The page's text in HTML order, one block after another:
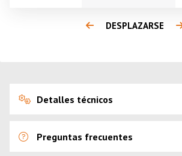
DESPLAZARSE
Detalles técnicos
Preguntas frecuentes